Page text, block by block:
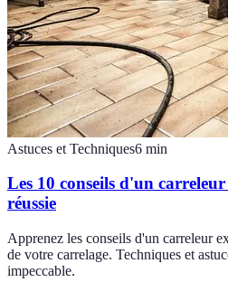
Astuces et Techniques6 min
Les 10 conseils d'un
réussie
Apprenez les conseils d'un carreleur
de votre carrelage. Techniques et
impeccable.